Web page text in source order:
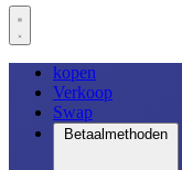
kopen
Verkoop
Swap
Betaalmethoden